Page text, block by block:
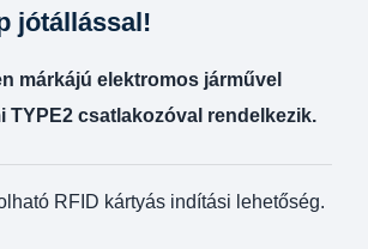
jótállással!
márkájú elektromos járművel
TYPE2 csatlakozóval rendelkezik.
RFID kártyás indítási lehetőség.